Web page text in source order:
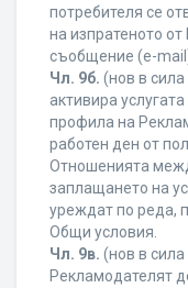
потребителя се
на изпратеното
съобщение (e-
Чл. 9б. (нов в
активира
профила на
работен ден от
Отношенията
заплащането на
уреждат по реда,
Общи условия.
Чл. 9в. (нов в сила
Рекламодателят